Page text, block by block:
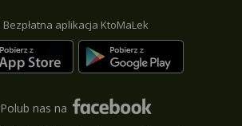
Bezpłatna aplikacja KtoMaLek
Polub nas na